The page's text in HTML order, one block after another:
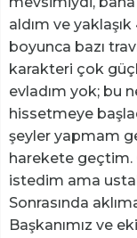
aldım ve yaklaşık
boyunca bazı
karakteri çok
evladım yok; bu
hissetmeye
şeyler yapmam
harekete geçtim.
istedim ama
Sonrasında
Başkanımız ve